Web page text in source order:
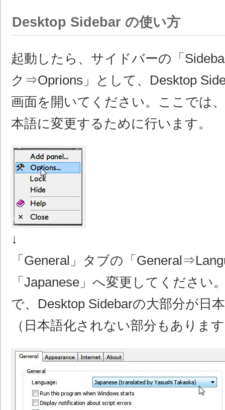
Desktop Sidebar の使い方
起動したら、サイドバーの「
ク⇒Oprions」として、Desktop
画面を開いてください。ここでは
本語に変更するために行います。
↓
「General」タブの「
「Japanese」へ変更してください
で、Desktop Sidebarの大部分が日
（日本語化されない部分もありま